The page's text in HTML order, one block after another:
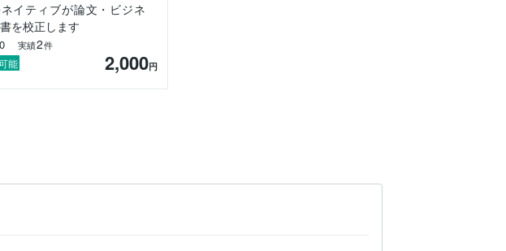
イティブが論文・ビジネ
を校正します
実績2件
能 2,000円